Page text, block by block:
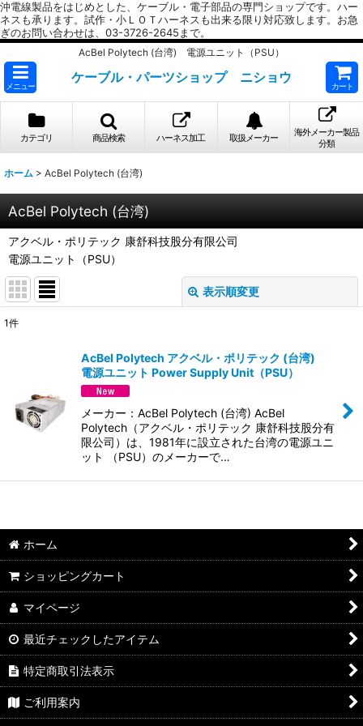
沖電線製品をはじめとした、ケーブル・電子部品の専門ショップです。ハー
ネスも承ります。試作・小ＬＯＴハーネスも出来る限り対応致します。お急
ぎのお問い合わせは、03-3726-2645まで。
AcBel Polytech (台湾) 電源ユニット（PSU）
メニュー
ケーブル・パーツショップ ニショウ
カート
カテゴリ 商品検索 ハーネス加工 取扱メーカー
海外メーカー製品
分類
ホーム > AcBel Polytech (台湾)
AcBel Polytech (台湾)
アクベル・ポリテック 康舒科技股分有限公司
電源ユニット（PSU）
表示順変更
絞り込む
1件
AcBel Polytech アクベル・ポリテック (台湾)
電源ユニット Power Supply Unit（PSU）
メーカー：AcBel Polytech (台湾) AcBel
Polytech（アクベル・ポリテック 康舒科技股分有
限公司）は、1981年に設立された台湾の電源ユニ
ット （PSU）のメーカーで…
ホーム
ショッピングカート
マイページ
最近チェックしたアイテム
特定商取引法表示
ご利用案内